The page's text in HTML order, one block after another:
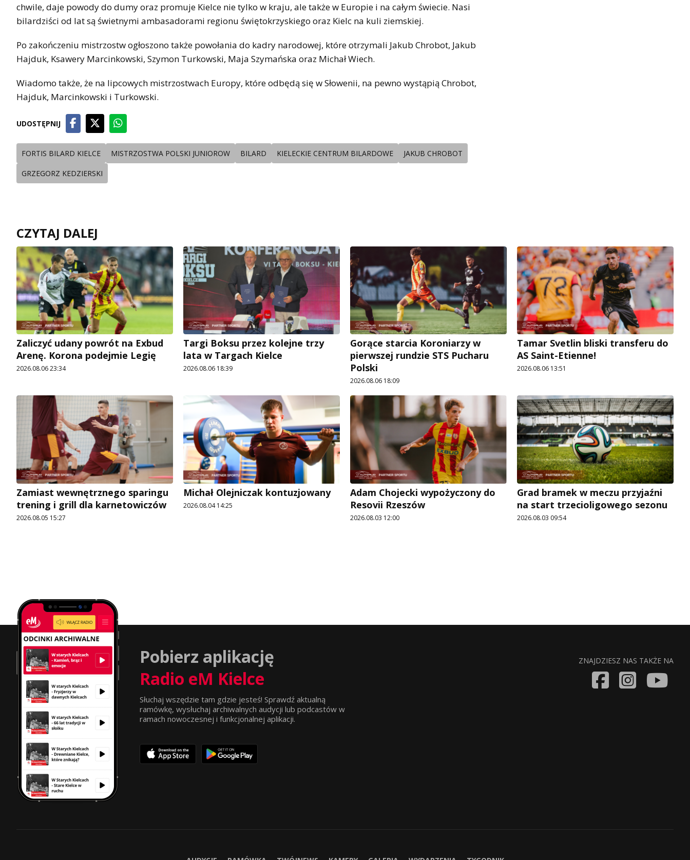
chwile, daje powody do dumy oraz promuje Kielce nie tylko w kraju, ale także w Europie i na całym świecie. Nasi
bilardziści od lat są świetnymi ambasadorami regionu świętokrzyskiego oraz Kielc na kuli ziemskiej.
Po zakończeniu mistrzostw ogłoszono także powołania do kadry narodowej, które otrzymali Jakub Chrobot, Jakub
Hajduk, Ksawery Marcinkowski, Szymon Turkowski, Maja Szymańska oraz Michał Wiech.
Wiadomo także, że na lipcowych mistrzostwach Europy, które odbędą się w Słowenii, na pewno wystąpią Chrobot,
Hajduk, Marcinkowski i Turkowski.
UDOSTĘPNIJ
FORTIS BILARD KIELCE MISTRZOSTWA POLSKI JUNIOROW BILARD KIELECKIE CENTRUM BILARDOWE JAKUB CHROBOT
GRZEGORZ KEDZIERSKI
CZYTAJ DALEJ
Zaliczyć udany powrót na Exbud
Arenę. Korona podejmie Legię
2026.08.06 23:34
Targi Boksu przez kolejne trzy
lata w Targach Kielce
2026.08.06 18:39
Gorące starcia Koroniarzy w
pierwszej rundzie STS Pucharu
Polski
2026.08.06 18:09
Tamar Svetlin bliski transferu do
AS Saint-Etienne!
2026.08.06 13:51
Zamiast wewnętrznego sparingu
trening i grill dla karnetowiczów
2026.08.05 15:27
Michał Olejniczak kontuzjowany
2026.08.04 14:25
Adam Chojecki wypożyczony do
Resovii Rzeszów
2026.08.03 12:00
Grad bramek w meczu przyjaźni
na start trzecioligowego sezonu
2026.08.03 09:54
Pobierz aplikację
Radio eM Kielce
Słuchaj wszędzie tam gdzie jesteś! Sprawdź aktualną
ramówkę, wysłuchaj archiwalnych audycji lub podcastów w
ramach nowoczesnej i funkcjonalnej aplikacji.
ZNAJDZIESZ NAS TAKŻE NA